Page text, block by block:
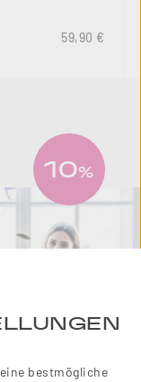
Regulärer
59,90 €
10%
bestmögliche